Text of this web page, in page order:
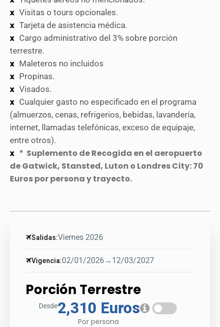
Visitas o tours opcionales.
Tarjeta de asistencia médica.
Cargo administrativo del 3% sobre porción
terrestre.
Maleteros no incluidos
Propinas.
Visados.
Cualquier gasto no especificado en el programa
(almuerzos, cenas, refrigerios, bebidas, lavandería,
internet, llamadas telefónicas, exceso de equipaje,
entre otros).
* Suplemento de Recogida en el aeropuerto
de Gatwick, Stansted, Luton o Londres City: 70
Euros por persona y trayecto.
Salidas:Viernes 2026
Vigencia:02/01/2026→ 12/03/2027
Porción Terrestre
Desde2,310 Euros
Por persona